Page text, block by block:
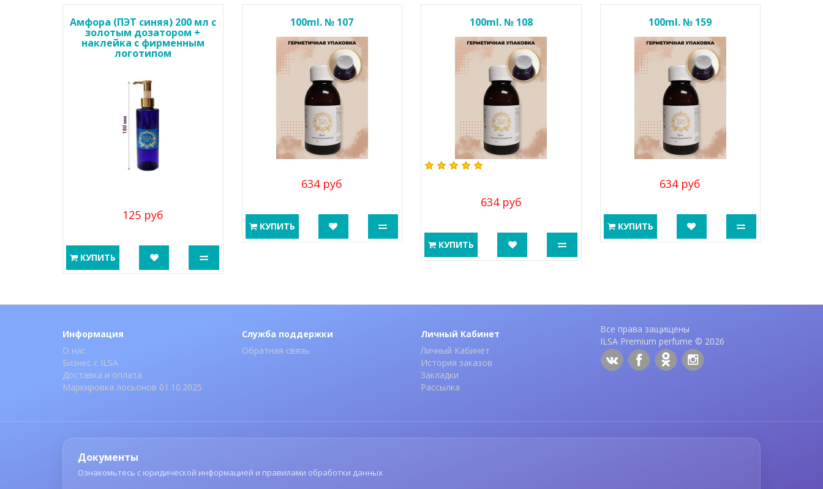
Амфора (ПЭТ синяя) 200 мл с
золотым дозатором +
наклейка с фирменным
логотипом
125 руб
КУПИТЬ
100ml. № 107
634 руб
КУПИТЬ
100ml. № 108
634 руб
КУПИТЬ
100ml. № 159
634 руб
КУПИТЬ
Информация
О нас
Бизнес с ILSA
Доставка и оплата
Маркировка лосьонов 01.10.2025
Служба поддержки
Обратная связь
Личный Кабинет
Личный Кабинет
История заказов
Закладки
Рассылка
Все права защищены
ILSA Premium perfume © 2026
Документы
Ознакомьтесь с юридической информацией и правилами обработки данных